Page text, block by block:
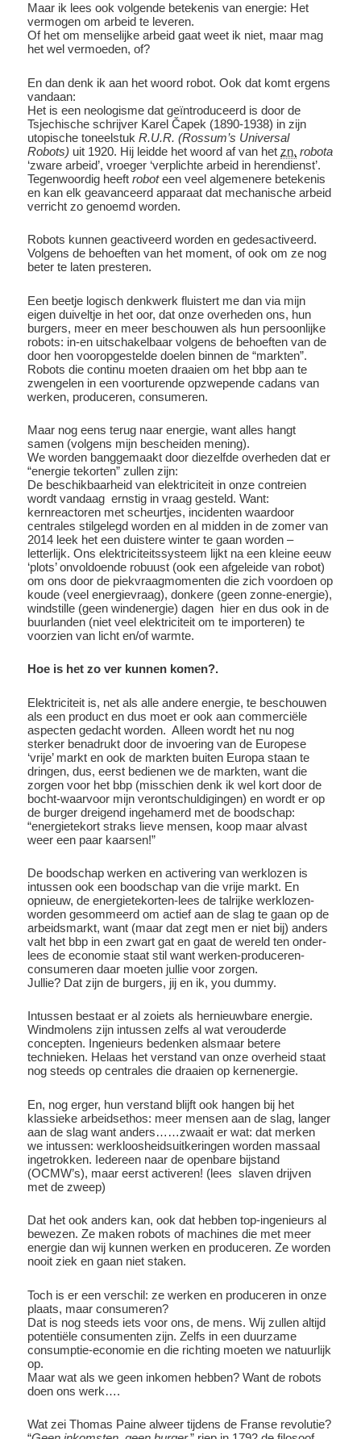
Maar ik lees ook volgende betekenis van energie: Het
vermogen om arbeid te leveren.
Of het om menselijke arbeid gaat weet ik niet, maar mag
het wel vermoeden, of?
En dan denk ik aan het woord robot. Ook dat komt ergens
vandaan:
Het is een neologisme dat geïntroduceerd is door de
Tsjechische schrijver Karel Čapek (1890-1938) in zijn
utopische toneelstukR.U.R. (Rossum’s Universal
Robots) uit 1920. Hij leidde het woord af van hetzn. robota
‘zware arbeid’, vroeger ‘verplichte arbeid in herendienst’.
Tegenwoordig heeftroboteen veel algemenere betekenis
en kan elk geavanceerd apparaat dat mechanische arbeid
verricht zo genoemd worden.
Robots kunnen geactiveerd worden en gedesactiveerd.
Volgens de behoeften van het moment, of ook om ze nog
beter te laten presteren.
Een beetje logisch denkwerk fluistert me dan via mijn
eigen duiveltje in het oor, dat onze overheden ons, hun
burgers, meer en meer beschouwen als hun persoonlijke
robots: in-en uitschakelbaar volgens de behoeften van de
door hen vooropgestelde doelen binnen de “markten”.
Robots die continu moeten draaien om het bbp aan te
zwengelen in een voorturende opzwepende cadans van
werken, produceren, consumeren.
Maar nog eens terug naar energie, want alles hangt
samen (volgens mijn bescheiden mening).
We worden banggemaakt door diezelfde overheden dat er
“energie tekorten” zullen zijn:
De beschikbaarheid van elektriciteit in onze contreien
wordt vandaag ernstig in vraag gesteld. Want:
kernreactoren met scheurtjes, incidenten waardoor
centrales stilgelegd worden en al midden in de zomer van
2014 leek het een duistere winter te gaan worden –
letterlijk. Ons elektriciteitssysteem lijkt na een kleine eeuw
‘plots’ onvoldoende robuust (ook een afgeleide van robot)
om ons door de piekvraagmomenten die zich voordoen op
koude (veel energievraag), donkere (geen zonne-energie),
windstille (geen windenergie) dagen hier en dus ook in de
buurlanden (niet veel elektriciteit om te importeren) te
voorzien van licht en/of warmte.
Hoe is het zo ver kunnen komen?.
Elektriciteit is, net als alle andere energie, te beschouwen
als een product en dus moet er ook aan commerciële
aspecten gedacht worden. Alleen wordt het nu nog
sterker benadrukt door de invoering van de Europese
‘vrije’ markt en ook de markten buiten Europa staan te
dringen, dus, eerst bedienen we de markten, want die
zorgen voor het bbp (misschien denk ik wel kort door de
bocht-waarvoor mijn verontschuldigingen) en wordt er op
de burger dreigend ingehamerd met de boodschap:
“energietekort straks lieve mensen, koop maar alvast
weer een paar kaarsen!”
De boodschap werken en activering van werklozen is
intussen ook een boodschap van die vrije markt. En
opnieuw, de energietekorten-lees de talrijke werklozen-
worden gesommeerd om actief aan de slag te gaan op de
arbeidsmarkt, want (maar dat zegt men er niet bij) anders
valt het bbp in een zwart gat en gaat de wereld ten onder-
lees de economie staat stil want werken-produceren-
consumeren daar moeten jullie voor zorgen.
Jullie? Dat zijn de burgers, jij en ik, you dummy.
Intussen bestaat er al zoiets als hernieuwbare energie.
Windmolens zijn intussen zelfs al wat verouderde
concepten. Ingenieurs bedenken alsmaar betere
technieken. Helaas het verstand van onze overheid staat
nog steeds op centrales die draaien op kernenergie.
En, nog erger, hun verstand blijft ook hangen bij het
klassieke arbeidsethos: meer mensen aan de slag, langer
aan de slag want anders……zwaait er wat: dat merken
we intussen: werkloosheidsuitkeringen worden massaal
ingetrokken. Iedereen naar de openbare bijstand
(OCMW’s), maar eerst activeren! (lees slaven drijven
met de zweep)
Dat het ook anders kan, ook dat hebben top-ingenieurs al
bewezen. Ze maken robots of machines die met meer
energie dan wij kunnen werken en produceren. Ze worden
nooit ziek en gaan niet staken.
Toch is er een verschil: ze werken en produceren in onze
plaats, maar consumeren?
Dat is nog steeds iets voor ons, de mens. Wij zullen altijd
potentiële consumenten zijn. Zelfs in een duurzame
consumptie-economie en die richting moeten we natuurlijk
op.
Maar wat als we geen inkomen hebben? Want de robots
doen ons werk….
Wat zei Thomas Paine alweer tijdens de Franse revolutie?